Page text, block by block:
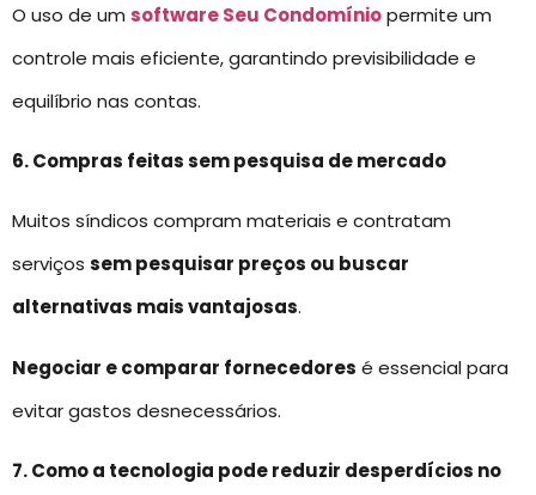
O uso de um software Seu Condomíniopermite um
controle mais eficiente, garantindo previsibilidade e
equilíbrio nas contas.
6. Compras feitas sem pesquisa de mercado
Muitos síndicos compram materiais e contratam
serviços sem pesquisar preços ou buscar
alternativas mais vantajosas.
Negociar e comparar fornecedores é essencial para
evitar gastos desnecessários.
7. Como a tecnologia pode reduzir desperdícios no